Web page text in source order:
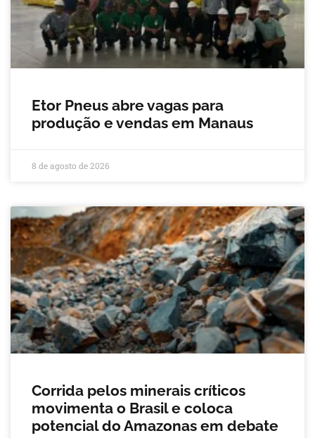
Etor Pneus abre vagas para
produção e vendas em Manaus
8 de agosto de 2026
Corrida pelos minerais críticos
movimenta o Brasil e coloca
potencial do Amazonas em debate